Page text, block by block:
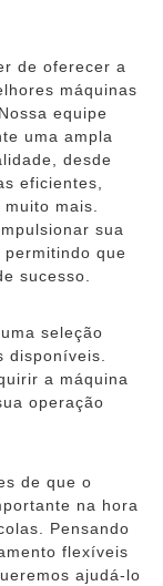
de oferecer a
máquinas
equipe
uma ampla
desde
eficientes,
mais.
sua
que
sucesso.
seleção
disponíveis.
a máquina
operação
de que o
na hora
Pensando
flexíveis
ajudá-lo